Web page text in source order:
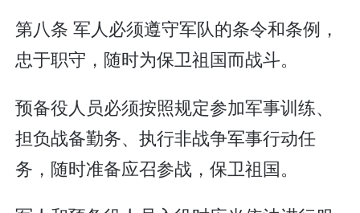
第八条 军人必须遵守军队的条令和条例，
忠于职守，随时为保卫祖国而战斗。
预备役人员必须按照规定参加军事训练、
担负战备勤务、执行非战争军事行动任
务，随时准备应召参战，保卫祖国。